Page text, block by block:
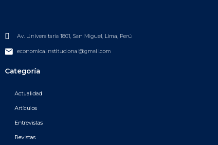
Av. Universitaria 1801, San Miguel, Lima, Perú
economica.institucional@gmail.com
Categoría
Actualidad
Artículos
Entrevistas
Revistas